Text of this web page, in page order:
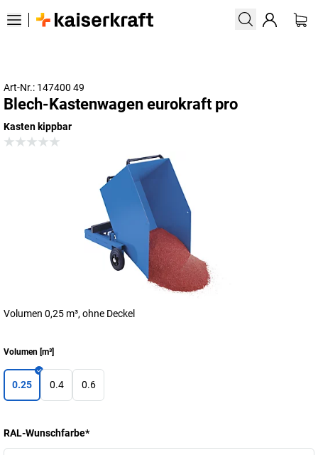
Art-Nr.: 147400 49
Blech-Kastenwagen eurokraft pro
Kasten kippbar
Volumen 0,25 m³, ohne Deckel
Volumen [m³]
0.25 0.4 0.6
RAL-Wunschfarbe*